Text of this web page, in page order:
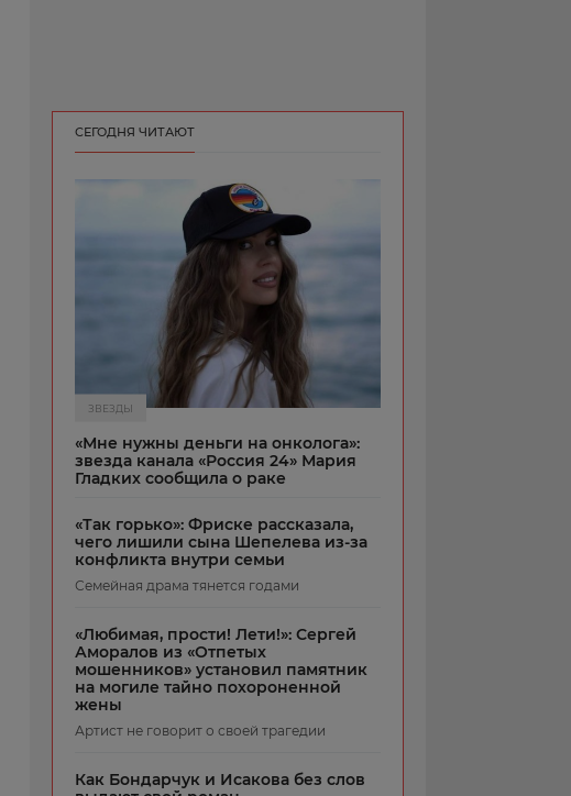
СЕГОДНЯ ЧИТАЮТ
ЗВЕЗДЫ
«Мне нужны деньги на онколога»:
звезда канала «Россия 24» Мария
Гладких сообщила о раке
«Так горько»: Фриске рассказала,
чего лишили сына Шепелева из-за
конфликта внутри семьи
Семейная драма тянется годами
«Любимая, прости! Лети!»: Сергей
Аморалов из «Отпетых
мошенников» установил памятник
на могиле тайно похороненной
жены
Артист не говорит о своей трагедии
Как Бондарчук и Исакова без слов